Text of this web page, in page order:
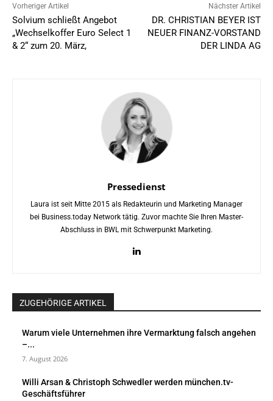
Vorheriger Artikel
Solvium schließt Angebot
„Wechselkoffer Euro Select 1
& 2“ zum 20. März,
Nächster Artikel
DR. CHRISTIAN BEYER IST
NEUER FINANZ-VORSTAND
DER LINDA AG
Pressedienst
Laura ist seit Mitte 2015 als Redakteurin und Marketing Manager
bei Business.today Network tätig. Zuvor machte Sie Ihren Master-
Abschluss in BWL mit Schwerpunkt Marketing.
ZUGEHÖRIGE ARTIKEL
Warum viele Unternehmen ihre Vermarktung falsch angehen
–...
7. August 2026
Willi Arsan & Christoph Schwedler werden münchen.tv-
Geschäftsführer